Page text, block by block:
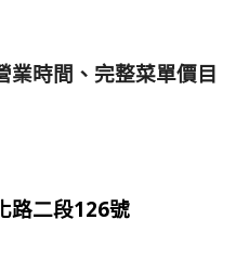
業時間、完整菜單價目
路二段126號